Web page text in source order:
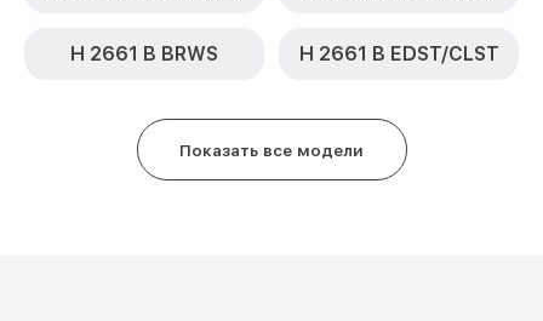
H 2661 B BRWS H 2661 B EDST/CLST
Показать все модели